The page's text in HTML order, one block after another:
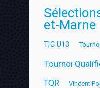
et-Marne
TIC U13
Tournoi
TQR Vincent